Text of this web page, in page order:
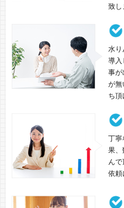
致し
水り
導入
事が
が無
ち頂
丁寧
果、
ん
依頼